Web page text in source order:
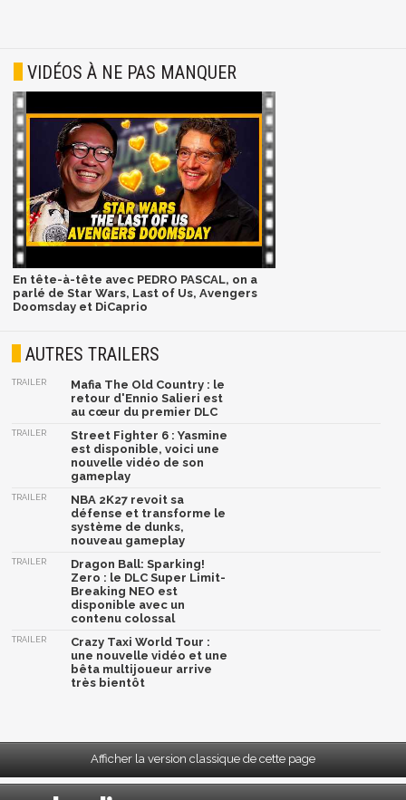
VIDÉOS À NE PAS MANQUER
En tête-à-tête avec PEDRO PASCAL, on a
parlé de Star Wars, Last of Us, Avengers
Doomsday et DiCaprio
AUTRES TRAILERS
TRAILER
Mafia The Old Country : le
retour d'Ennio Salieri est
au cœur du premier DLC
TRAILER
Street Fighter 6 : Yasmine
est disponible, voici une
nouvelle vidéo de son
gameplay
TRAILER
NBA 2K27 revoit sa
défense et transforme le
système de dunks,
nouveau gameplay
TRAILER
Dragon Ball: Sparking!
Zero : le DLC Super Limit-
Breaking NEO est
disponible avec un
contenu colossal
TRAILER
Crazy Taxi World Tour :
une nouvelle vidéo et une
bêta multijoueur arrive
très bientôt
Afficher la version classique de cette page